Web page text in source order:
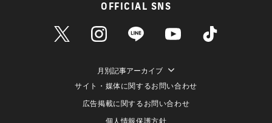
OFFICIAL SNS
月別記事アーカイブ
サイト・媒体に関するお問い合わせ
広告掲載に関するお問い合わせ
個人情報保護方針